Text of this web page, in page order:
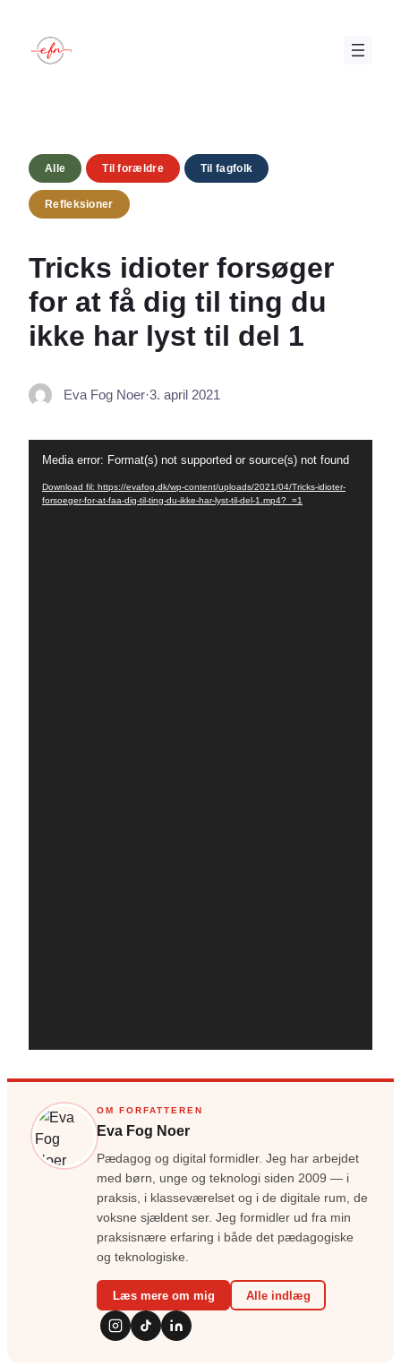
indhold
Alle Til forældre Til fagfolk
Refleksioner
Tricks idioter forsøger
for at få dig til ting du
ikke har lyst til del 1
Eva Fog Noer·3. april 2021
Media error: Format(s) not supported or source(s) not found
Download fil: https://evafog.dk/wp-content/uploads/2021/04/Tricks-idioter-
forsoeger-for-at-faa-dig-til-ting-du-ikke-har-lyst-til-del-1.mp4?_=1
OM FORFATTEREN
Eva Fog Noer
Pædagog og digital formidler. Jeg har arbejdet
med børn, unge og teknologi siden 2009 — i
praksis, i klasseværelset og i de digitale rum, de
voksne sjældent ser. Jeg formidler ud fra min
praksisnære erfaring i både det pædagogiske
og teknologiske.
Læs mere om mig Alle indlæg